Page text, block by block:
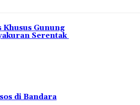
Khusus Gunung
Serentak
di Bandara